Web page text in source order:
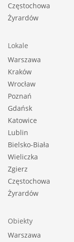
Częstochowa
Żyrardów
Lokale
Warszawa
Kraków
Wrocław
Poznań
Gdańsk
Katowice
Lublin
Bielsko-Biała
Wieliczka
Zgierz
Częstochowa
Żyrardów
Obiekty
Warszawa